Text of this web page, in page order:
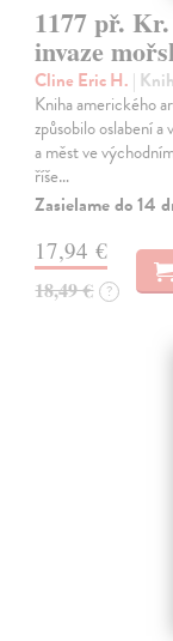
1177 př.
invaze
Cline Eric H. |
Kniha amerického
způsobilo oslabení
a měst ve
říše…
Zasielame do 14
17,94 €
18,49 € ?